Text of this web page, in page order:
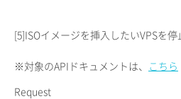
[5]ISOイメージを挿入したいVPSを停
※対象のAPIドキュメントは、 こちら
Request